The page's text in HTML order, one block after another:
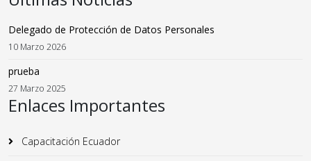
Delegado de Protección de Datos Personales
10 Marzo 2026
prueba
27 Marzo 2025
Enlaces Importantes
Capacitación Ecuador